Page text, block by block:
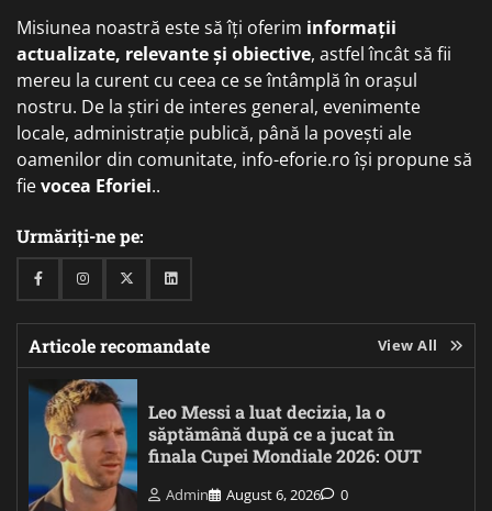
Misiunea noastră este să îți oferim informații
actualizate, relevante și obiective, astfel încât să fii
mereu la curent cu ceea ce se întâmplă în orașul
nostru. De la știri de interes general, evenimente
locale, administrație publică, până la povești ale
oamenilor din comunitate, info-eforie.ro își propune să
fievocea Eforiei..
Urmăriți-ne pe:
FacebookInstagramTwitterLinkedin
Articole recomandate View All
Leo Messi a luat decizia, la o
săptămână după ce a jucat în
finala Cupei Mondiale 2026: OUT
Admin August 6, 2026 0